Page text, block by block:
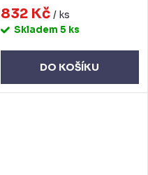
832 Kč / ks
Skladem 5 ks
DO KOŠÍKU